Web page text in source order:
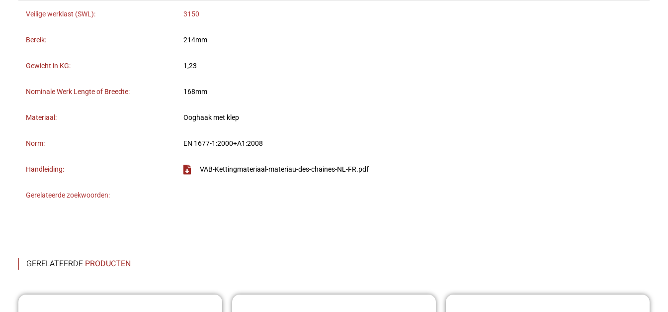
Veilige werklast (SWL): 3150
Bereik: 214mm
Gewicht in KG: 1,23
Nominale Werk Lengte of Breedte: 168mm
Materiaal: Ooghaak met klep
Norm: EN 1677-1:2000+A1:2008
Handleiding: VAB-Kettingmateriaal-materiau-des-chaines-NL-FR.pdf
Gerelateerde zoekwoorden:
GERELATEERDE PRODUCTEN